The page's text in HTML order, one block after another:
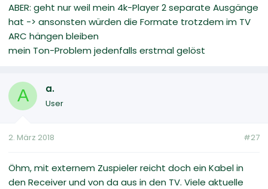
ABER: geht nur weil mein 4k-Player 2 separate Ausgänge
hat -> ansonsten würden die Formate trotzdem im TV
ARC hängen bleiben
mein Ton-Problem jedenfalls erstmal gelöst
A a.
User
2. März 2018 #27
Öhm, mit externem Zuspieler reicht doch ein Kabel in
den Receiver und von da aus in den TV. Viele aktuelle